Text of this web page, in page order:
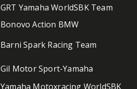
GRT Yamaha WorldSBK Team
Bonovo Action BMW
Barni Spark Racing Team
Gil Motor Sport-Yamaha
Yamaha Motoxracing WorldSBK